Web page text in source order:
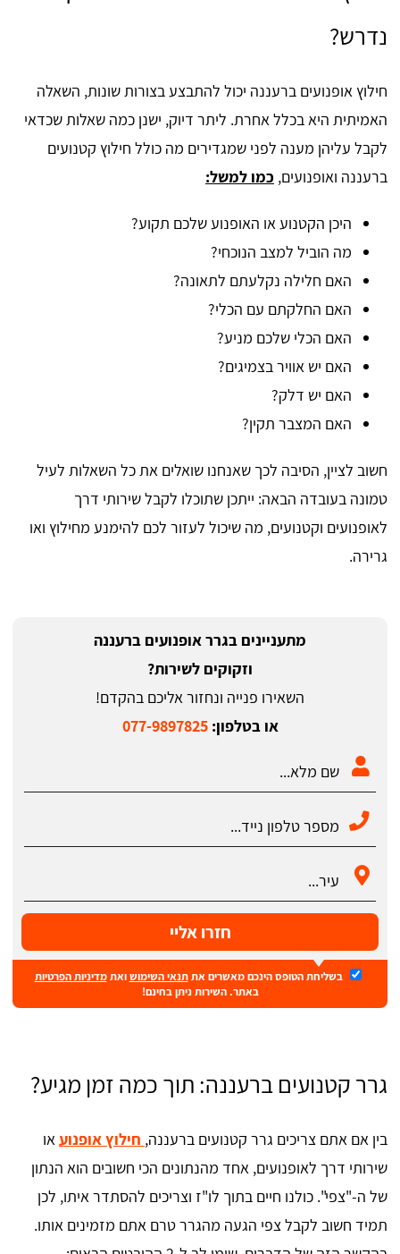
נדרש?
חילוץ אופנועים ברעננה יכול להתבצע בצורות שונות, השאלה
האמיתית היא בכלל אחרת. ליתר דיוק, ישנן כמה שאלות שכדאי
לקבל עליהן מענה לפני שמגדירים מה כולל חילוץ קטנועים
ברעננה ואופנועים, כמו למשל:
היכן הקטנוע או האופנוע שלכם תקוע?
מה הוביל למצב הנוכחי?
האם חלילה נקלעתם לתאונה?
האם החלקתם עם הכלי?
האם הכלי שלכם מניע?
האם יש אוויר בצמיגים?
האם יש דלק?
האם המצבר תקין?
חשוב לציין, הסיבה לכך שאנחנו שואלים את כל השאלות לעיל
טמונה בעובדה הבאה: ייתכן שתוכלו לקבל שירותי דרך
לאופנועים וקטנועים, מה שיכול לעזור לכם להימנע מחילוץ ואו
גרירה.
מתעניינים בגרר אופנועים ברעננה
וזקוקים לשירות?
השאירו פנייה ונחזור אליכם בהקדם!
או בטלפון:077-9897825
חזרו אליי
בשליחת הטופס הינכם מאשרים אתתנאי השימושואתמדיניות הפרטיות
באתר. השירות ניתן בחינם!
גרר קטנועים ברעננה: תוך כמה זמן מגיע?
בין אם אתם צריכים גרר קטנועים ברעננה, חילוץ אופנועאו
שירותי דרך לאופנועים, אחד מהנתונים הכי חשובים הוא הנתון
של ה-"צפי". כולנו חיים בתוך לו"ז וצריכים להסתדר איתו, לכן
תמיד חשוב לקבל צפי הגעה מהגרר טרם אתם מזמינים אותו.